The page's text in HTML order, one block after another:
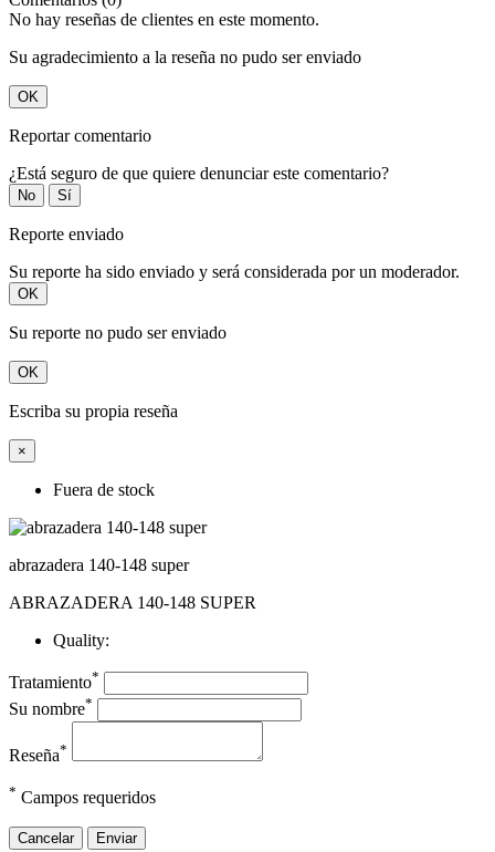
No hay reseñas de clientes en este momento.
Su agradecimiento a la reseña no pudo ser enviado
OK
Reportar comentario
¿Está seguro de que quiere denunciar este comentario?
No Sí
Reporte enviado
Su reporte ha sido enviado y será considerada por un moderador.
OK
Su reporte no pudo ser enviado
OK
Escriba su propia reseña
×
Fuera de stock
abrazadera 140-148 super
ABRAZADERA 140-148 SUPER
Quality:
Tratamiento*
Su nombre*
Reseña*
* Campos requeridos
Cancelar Enviar